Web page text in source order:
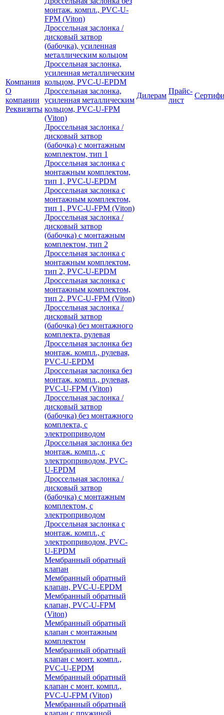
Компания
О
компании
Реквизиты
монтаж. компл., PVC-U-
FPM (Viton)
Дроссельная заслонка /
дисковый затвор
(бабочка), усиленная
металлическим кольцом
Дроссельная заслонка,
усиленная металлическим
кольцом, PVC-U-EPDM
Дроссельная заслонка,
усиленная металлическим
кольцом, PVC-U-FPM
(Viton)
Дроссельная заслонка /
дисковый затвор
(бабочка) с монтажным
комплектом, тип 1
Дроссельная заслонка с
монтажным комплектом,
тип 1, PVC-U-EPDM
Дроссельная заслонка с
монтажным комплектом,
тип 1, PVC-U-FPM (Viton)
Дроссельная заслонка /
дисковый затвор
(бабочка) с монтажным
комплектом, тип 2
Дроссельная заслонка с
монтажным комплектом,
тип 2, PVC-U-EPDM
Дроссельная заслонка с
монтажным комплектом,
тип 2, PVC-U-FPM (Viton)
Дроссельная заслонка /
дисковый затвор
(бабочка) без монтажного
комплекта, рулевая
Дроссельная заслонка без
монтаж. компл., рулевая,
PVC-U-EPDM
Дроссельная заслонка без
монтаж. компл., рулевая,
PVC-U-FPM (Viton)
Дроссельная заслонка /
дисковый затвор
(бабочка) без монтажного
комплекта, с
электроприводом
Дроссельная заслонка без
монтаж. компл., с
электроприводом, PVC-
U-EPDM
Дроссельная заслонка /
дисковый затвор
(бабочка) с монтажным
комплектом, с
электроприводом
Дроссельная заслонка с
монтаж. компл., с
электроприводом, PVC-
U-EPDM
Мембранный обратный
клапан
Мембранный обратный
клапан, PVC-U-EPDM
Мембранный обратный
клапан, PVC-U-FPM
(Viton)
Мембранный обратный
клапан с монтажным
комплектом
Мембранный обратный
клапан с монт. компл.,
PVC-U-EPDM
Мембранный обратный
клапан с монт. компл.,
PVC-U-FPM (Viton)
Мембранный обратный
клапан с пружиной
Дилерам
Прайс-
лист